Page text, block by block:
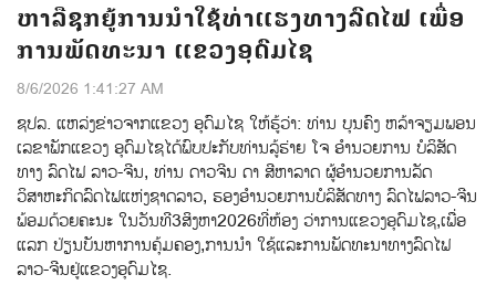
ຫາລືຊຸກຍູ້ການນຳໃຊ້ທ່າແຮງທາງລົດໄຟ ເພື່ອ
ການພັດທະນາ ແຂວງອຸດົມໄຊ
8/6/2026 1:41:27 AM
ຊປລ.​ ແຫລ່ງຂ່າວຈາກແຂວງ ອຸດົມໄຊ​ ໃຫ້ຮູ້ວ່າ:​ ທ່ານ​ ບຸນຄົງ​ ຫລ້າຈຽມພອນ​
ເລຂາພັກແຂວງ ອຸດົມໄຊ​ໄດ້ພົບປະກັບ​ທ່ານ​ລູ້ຮ່າຍ ໂຈ​ ອຳນວຍການ​ ບໍລິສັດ​
ທາງ ລົດໄຟ​ ລາວ-ຈີນ,​ ທ່ານ​ ດາວຈີນ ດາ​ ສີຫາລາດ​ ຜູ້ອຳນວຍການລັດ
ວິສາຫະກິດລົດໄຟແຫ່ງຊາດລາວ,​ ຮອງອຳນວຍການບໍລິສັດທາງ ລົດໄຟ​ລາວ-ຈີນ​
ພ້ອມດ້ວຍຄະນະ​ ໃນວັນທີ​3​ສິງຫາ​2026​ທີ່ຫ້ອງ ວ່າການ​ແຂວງອຸດົມໄຊ,​ເພື່ອ
ແລກ​ ປ່ຽນບັນຫາການຄຸ້ມຄອງ,​ການນຳ ໃຊ້​ແລະ​ການພັດທະນາທາງລົດໄຟ​
ລາວ-ຈີນ​ຢູ່​ແຂວງອຸດົມໄຊ.